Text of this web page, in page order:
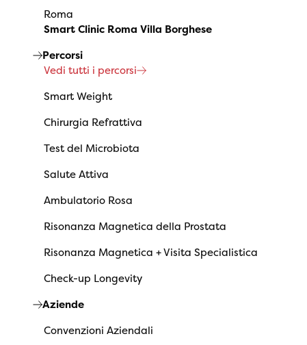
Roma
Smart Clinic Roma Villa Borghese
Percorsi
Vedi tutti i percorsi
Smart Weight
Chirurgia Refrattiva
Test del Microbiota
Salute Attiva
Ambulatorio Rosa
Risonanza Magnetica della Prostata
Risonanza Magnetica + Visita Specialistica
Check-up Longevity
Aziende
Convenzioni Aziendali